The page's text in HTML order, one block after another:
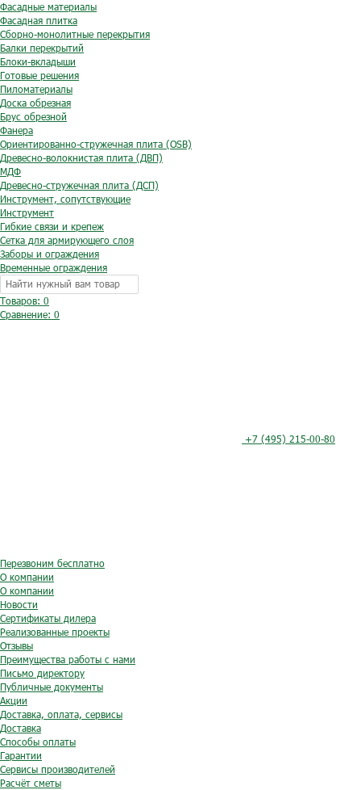
Фасадные материалы
Фасадная плитка
Сборно-монолитные перекрытия
Балки перекрытий
Блоки-вкладыши
Готовые решения
Пиломатериалы
Доска обрезная
Брус обрезной
Фанера
Ориентированно-стружечная плита (OSB)
Древесно-волокнистая плита (ДВП)
МДФ
Древесно-стружечная плита (ДСП)
Инструмент, сопутствующие
Инструмент
Гибкие связи и крепеж
Сетка для армирующего слоя
Заборы и ограждения
Временные ограждения
Товаров: 0
Сравнение: 0
+7 (495) 215-00-80
Перезвоним бесплатно
О компании
О компании
Новости
Сертификаты дилера
Реализованные проекты
Отзывы
Преимущества работы с нами
Письмо директору
Публичные документы
Акции
Доставка, оплата, сервисы
Доставка
Способы оплаты
Гарантии
Сервисы производителей
Расчёт сметы